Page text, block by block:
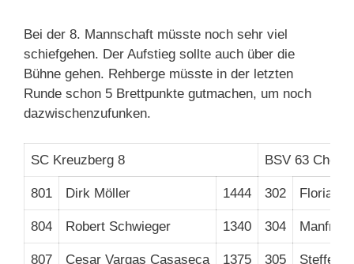
Bei der 8. Mannschaft müsste noch sehr viel
schiefgehen. Der Aufstieg sollte auch über die
Bühne gehen. Rehberge müsste in der letzten
Runde schon 5 Brettpunkte gutmachen, um noch
dazwischenzufunken.
SC Kreuzberg 8 BSV 63
801 Dirk Möller 1444 302 Florian
804 Robert Schwieger 1340 304 Manfred
807 Cesar Vargas Casaseca 1375 305 Steffen